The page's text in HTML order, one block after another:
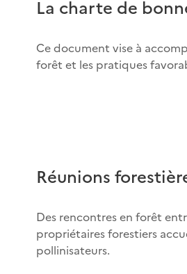
La charte de
Ce document vise à
forêt et les pratiques
Réunions
Des rencontres en forêt
propriétaires forestiers
pollinisateurs.